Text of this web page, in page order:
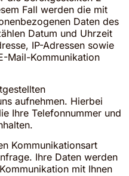
Fall werden die mit
Daten des
Datum und Uhrzeit
IP-Adressen sowie
Mail-Kommunikation
aufnehmen. Hierbei
Ihre Telefonnummer und
Kommunikationsart
Ihre Daten werden
mit Ihnen